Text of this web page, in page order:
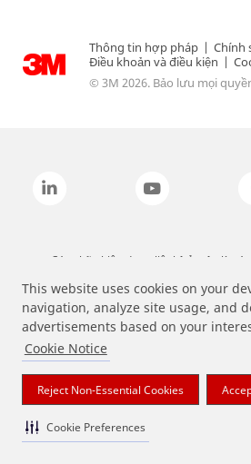
This website uses cookies on your
navigation, analyze site usage, and
advertisements based on your
Cookie Notice
Reject Non-Essential Cookies
Cookie Preferences
Thông tin hợp pháp | Chính
Điều khoản và điều kiện |
© 3M 2026. Bảo lưu mọi
Các nhãn hiệu được liệt kê ở trên là